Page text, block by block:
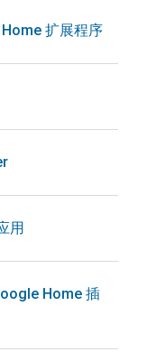
扩展程序
用
Home 插